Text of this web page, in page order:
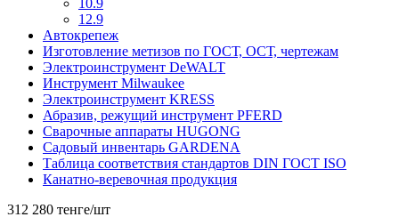
12.9
Автокрепеж
Изготовление метизов по ГОСТ, ОСТ, чертежам
Электроинструмент DeWALT
Инструмент Milwaukee
Электроинструмент KRESS
Абразив, режущий инструмент PFERD
Сварочные аппараты HUGONG
Садовый инвентарь GARDENA
Таблица соответствия стандартов DIN ГОСТ ISO
Канатно-веревочная продукция
312 280 тенге/шт